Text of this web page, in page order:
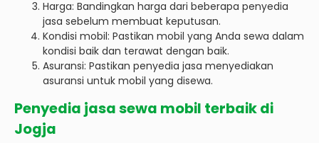
Harga: Bandingkan harga dari beberapa penyedia
jasa sebelum membuat keputusan.
Kondisi mobil: Pastikan mobil yang Anda sewa dalam
kondisi baik dan terawat dengan baik.
Asuransi: Pastikan penyedia jasa menyediakan
asuransi untuk mobil yang disewa.
Penyedia jasa sewa mobil terbaik di
Jogja